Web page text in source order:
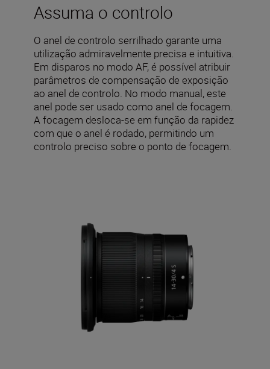
Assuma o controlo
O anel de controlo serrilhado garante uma
utilização admiravelmente precisa e intuitiva.
Em disparos no modo AF, é possível atribuir
parâmetros de compensação de exposição
ao anel de controlo. No modo manual, este
anel pode ser usado como anel de focagem.
A focagem desloca-se em função da rapidez
com que o anel é rodado, permitindo um
controlo preciso sobre o ponto de focagem.